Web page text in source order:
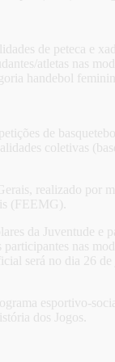
de peteca e
atletas nas
handebol
de
coletivas
realizado por
(FEEMG).
da Juventude
nas
será no dia 26
esportivo-
dos Jogos.